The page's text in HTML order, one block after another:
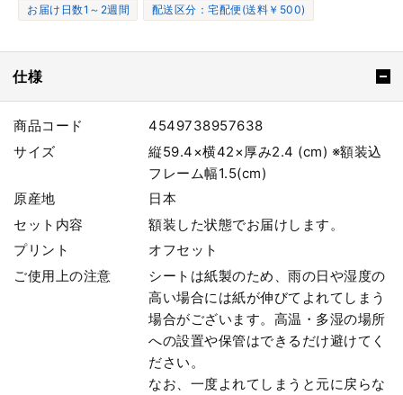
お届け日数1～2週間
配送区分：宅配便(送料￥500)
仕様
商品コード
4549738957638
サイズ
縦59.4×横42×厚み2.4 (cm) ※額装込
フレーム幅1.5(cm)
原産地
日本
セット内容
額装した状態でお届けします。
プリント
オフセット
ご使用上の注意
シートは紙製のため、雨の日や湿度の
高い場合には紙が伸びてよれてしまう
場合がございます。高温・多湿の場所
への設置や保管はできるだけ避けてく
ださい。
なお、一度よれてしまうと元に戻らな